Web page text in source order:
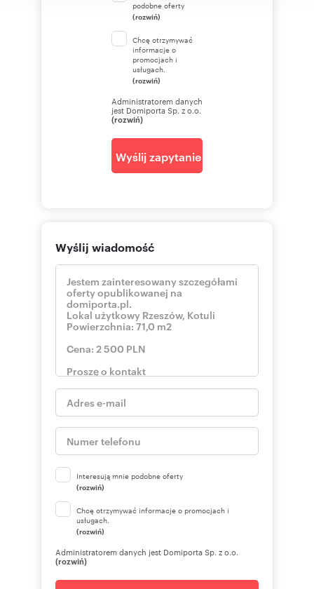
podobne oferty
(rozwiń)
Chcę otrzymywać
informacje o
promocjach i
usługach.
(rozwiń)
Administratorem danych
jest Domiporta Sp. z o.o.
(rozwiń)
Wyślij zapytanie
Wyślij wiadomość
Interesują mnie podobne oferty
(rozwiń)
Chcę otrzymywać informacje o promocjach i
usługach.
(rozwiń)
Administratorem danych jest Domiporta Sp. z o.o.
(rozwiń)